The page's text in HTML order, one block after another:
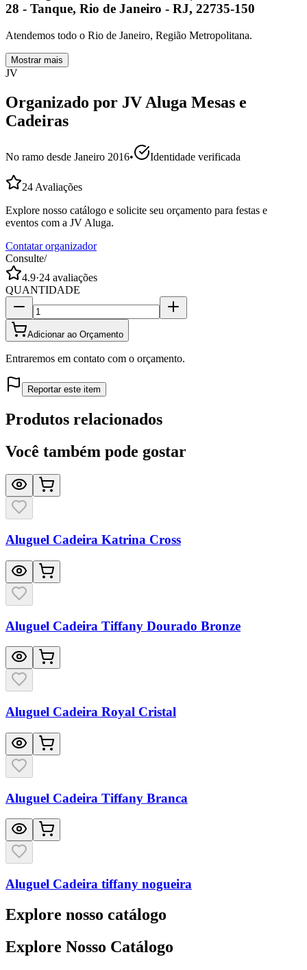
28 - Tanque, Rio de Janeiro - RJ, 22735-150
Atendemos todo o Rio de Janeiro, Região Metropolitana.
Mostrar mais
JV
Organizado por JV Aluga Mesas e
Cadeiras
No ramo desde Janeiro 2016• Identidade verificada
24 Avaliações
Explore nosso catálogo e solicite seu orçamento para festas e
eventos com a JV Aluga.
Contatar organizador
Consulte/
4.9·24 avaliações
QUANTIDADE
Adicionar ao Orçamento
Entraremos em contato com o orçamento.
Reportar este item
Produtos relacionados
Você também pode gostar
Aluguel Cadeira Katrina Cross
Aluguel Cadeira Tiffany Dourado Bronze
Aluguel Cadeira Royal Cristal
Aluguel Cadeira Tiffany Branca
Aluguel Cadeira tiffany nogueira
Explore nosso catálogo
Explore Nosso Catálogo